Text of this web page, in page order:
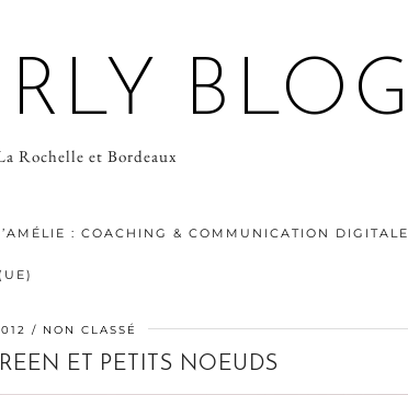
BLOG
Rochelle et Bordeaux
: COACHING & COMMUNICATION DIGITALE
NON CLASSÉ
ET PETITS NOEUDS